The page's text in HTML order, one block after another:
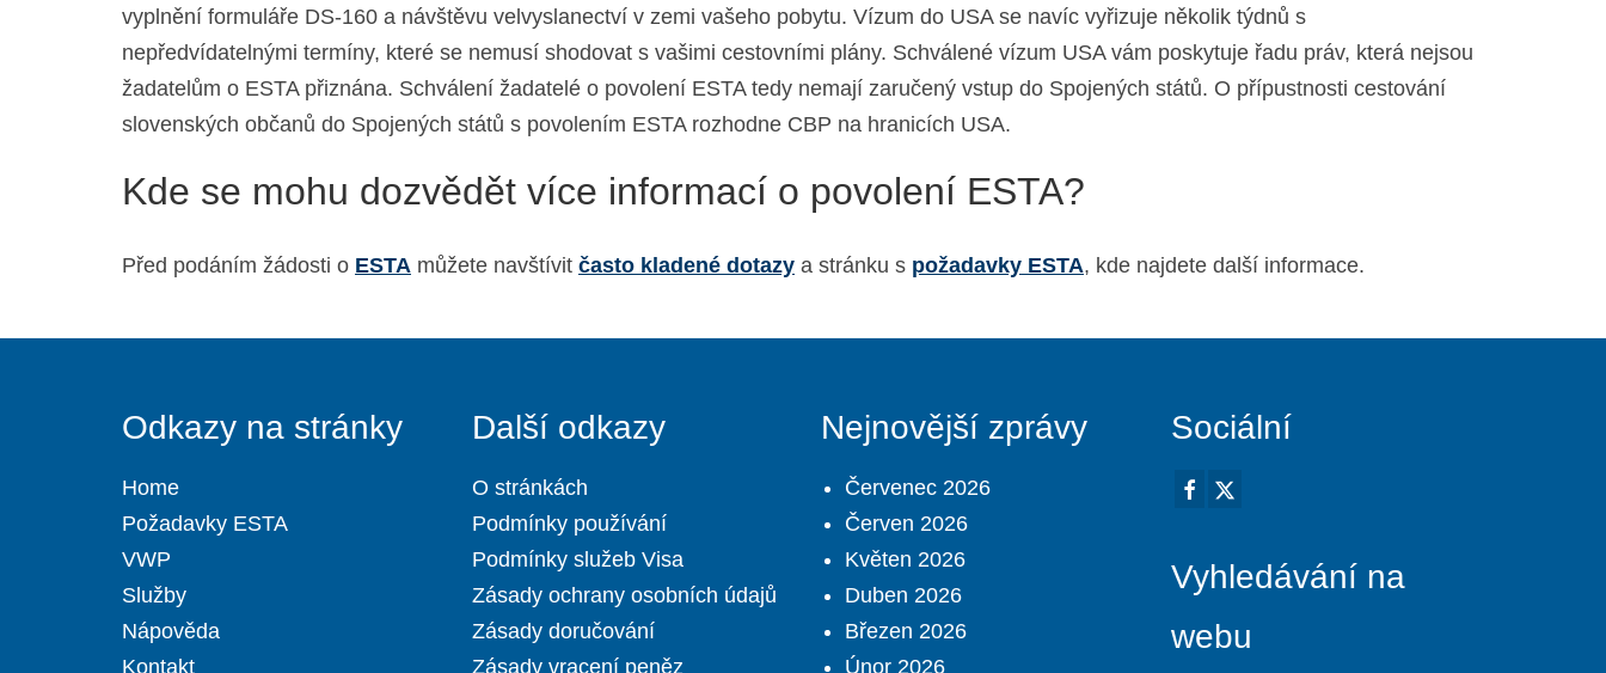
vyplnění formuláře DS-160 a návštěvu velvyslanectví v zemi vašeho pobytu. Vízum do USA se navíc vyřizuje několik týdnů s
nepředvídatelnými termíny, které se nemusí shodovat s vašimi cestovními plány. Schválené vízum USA vám poskytuje řadu práv, která nejsou
žadatelům o ESTA přiznána. Schválení žadatelé o povolení ESTA tedy nemají zaručený vstup do Spojených států. O přípustnosti cestování
slovenských občanů do Spojených států s povolením ESTA rozhodne CBP na hranicích USA.
Kde se mohu dozvědět více informací o povolení ESTA?
Před podáním žádosti o ESTA můžete navštívit často kladené dotazy a stránku s požadavky ESTA, kde najdete další informace.
Odkazy na stránky
Home
Požadavky ESTA
VWP
Služby
Nápověda
Kontakt
Další odkazy
O stránkách
Podmínky používání
Podmínky služeb Visa
Zásady ochrany osobních údajů
Zásady doručování
Zásady vracení peněz
Nejnovější zprávy
Červenec 2026
Červen 2026
Květen 2026
Duben 2026
Březen 2026
Únor 2026
Sociální
Vyhledávání na
webu